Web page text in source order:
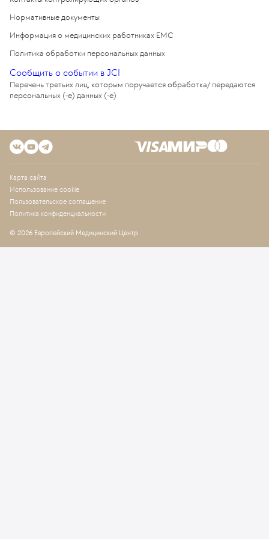
Нормативные документы
Информация о медицинских работниках EMC
Политика обработки персональных данных
Сообщить о событии в JCI
Перечень третьих лиц, которым поручается обработка/ передаются
персональных (-е) данных (-е)
Карта сайта
Использование cookie
Пользовательское соглашение
Политика конфиденциальности
© 2026 Европейский Медицинский Центр